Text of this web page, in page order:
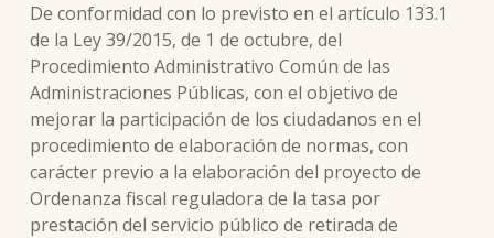
De conformidad con lo previsto en el artículo 133.1
de la Ley 39/2015, de 1 de octubre, del
Procedimiento Administrativo Común de las
Administraciones Públicas, con el objetivo de
mejorar la participación de los ciudadanos en el
procedimiento de elaboración de normas, con
carácter previo a la elaboración del proyecto de
Ordenanza fiscal reguladora de la tasa por
prestación del servicio público de retirada de